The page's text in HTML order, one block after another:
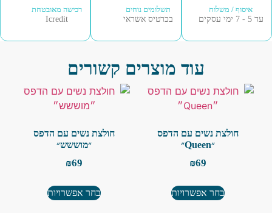
רכישה מאובטחת
Icredit
תשלומים נוחים
בכרטיס אשראי
איסוף / משלוח
עוד מוצרים קשורים
חולצת נשים עם הדפס
בחר אפשרויות
חולצת נשים עם הדפס
״מוששש״
בחר אפשרויות